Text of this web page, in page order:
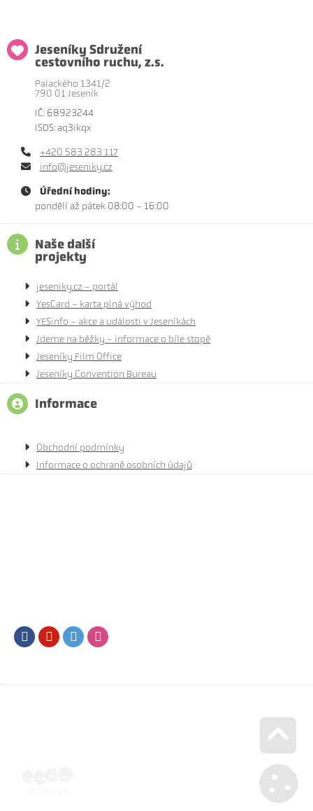
Jeseníky Sdružení
cestovního ruchu, z.s.
Palackého 1341/2
790 01 Jeseník
IČ: 68923244
ISDS: aq3ikqx
+420 583 283 117
info@jeseniky.cz
Úřední hodiny:
pondělí až pátek 08:00 - 16:00
Naše další
projekty
jeseniky.cz - portál
YesCard - karta plná výhod
YESinfo - akce a události v Jeseníkách
Jdeme na běžky - informace o bíle stopě
Jeseníky Film Office
Jeseníky Convention Bureau
Informace
Obchodní podmínky
Informace o ochraně osobních údajů
FacebookYoutubeTwitter
Go